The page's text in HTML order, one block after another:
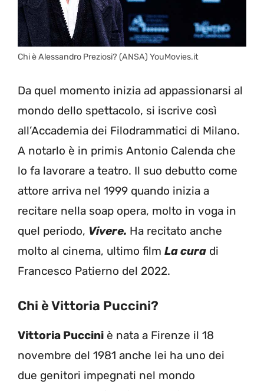
Chi è Alessandro Preziosi? (ANSA) YouMovies.it
Da quel momento inizia ad appassionarsi al
mondo dello spettacolo, si iscrive così
all’Accademia dei Filodrammatici di Milano.
A notarlo è in primis Antonio Calenda che
lo fa lavorare a teatro. Il suo debutto come
attore arriva nel 1999 quando inizia a
recitare nella soap opera, molto in voga in
quel periodo, Vivere. Ha recitato anche
molto al cinema, ultimo film La cura di
Francesco Patierno del 2022.
Chi è Vittoria Puccini?
Vittoria Puccini è nata a Firenze il 18
novembre del 1981 anche lei ha uno dei
due genitori impegnati nel mondo